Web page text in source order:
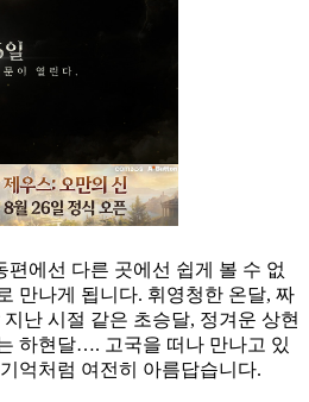
편에선 다른 곳에선 쉽게 볼 수 없
만나게 됩니다. 휘영청한 온달, 짜
난 시절 같은 초승달, 정겨운 상현
하현달…. 고국을 떠나 만나고 있
억처럼 여전히 아름답습니다.